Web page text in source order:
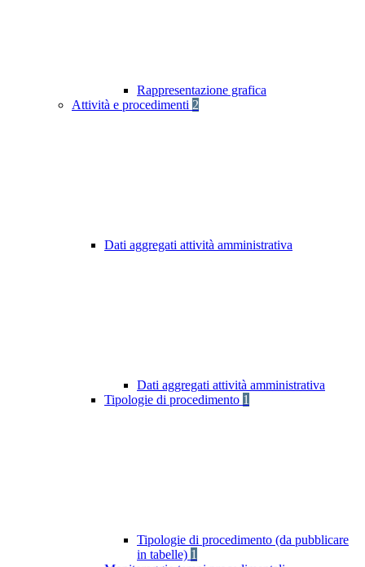
Rappresentazione grafica
Attività e procedimenti 2
Dati aggregati attività amministrativa
Dati aggregati attività amministrativa
Tipologie di procedimento 1
Tipologie di procedimento (da pubblicare
in tabelle) 1